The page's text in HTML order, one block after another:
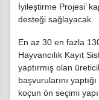
İyileştirme Projesi’
desteği sağlayacak.
En az 30 en fazla
Hayvancılık Kayıt
yaptırmış olan
başvurularını
koçun ön seçimi